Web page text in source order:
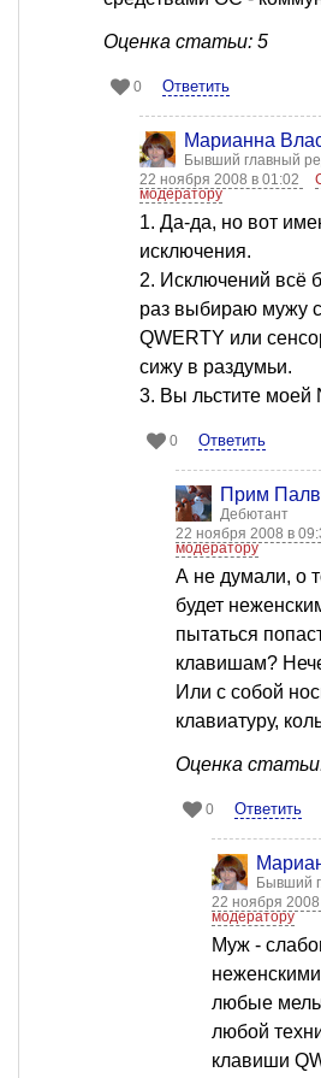
Оценка статьи: 5
0 Ответить
Марианна
Бывший главный
22 ноября 2008 в 01:02
модератору
1. Да-да, но вот
исключения.
2. Исключений всё
раз выбираю мужу
QWERTY или
сижу в раздумьи.
3. Вы льстите моей
0 Ответить
Прим
Дебютант
22 ноября 2008 в
модератору
А не думали, о
будет
пытаться
клавишам?
Или с собой
клавиатуру,
Оценка
0 Ответить
Бывший
22 ноября 2008
модератору
Муж -
любые
любой
клавиши